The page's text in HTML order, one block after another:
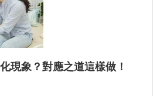
現象？對應之道這樣做！